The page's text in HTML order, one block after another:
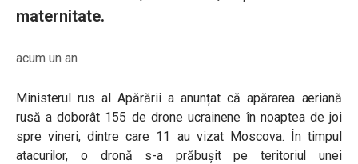
maternitate.
acum un an
Ministerul rus al Apărării a anunțat că apărarea aeriană
rusă a doborât 155 de drone ucrainene în noaptea de joi
spre vineri, dintre care 11 au vizat Moscova. În timpul
atacurilor, o dronă s-a prăbușit pe teritoriul unei